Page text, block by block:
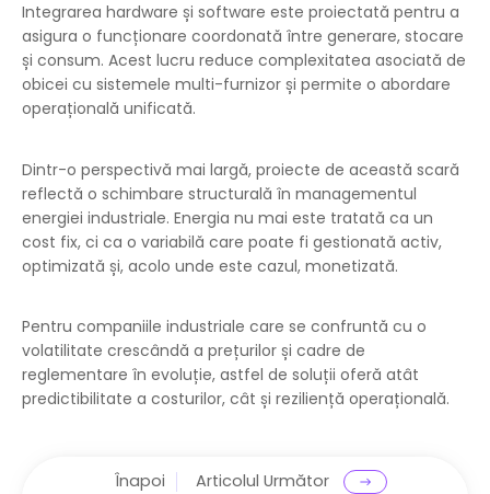
Integrarea hardware și software este proiectată pentru a
asigura o funcționare coordonată între generare, stocare
și consum. Acest lucru reduce complexitatea asociată de
obicei cu sistemele multi-furnizor și permite o abordare
operațională unificată.
Dintr-o perspectivă mai largă, proiecte de această scară
reflectă o schimbare structurală în managementul
energiei industriale. Energia nu mai este tratată ca un
cost fix, ci ca o variabilă care poate fi gestionată activ,
optimizată și, acolo unde este cazul, monetizată.
Pentru companiile industriale care se confruntă cu o
volatilitate crescândă a prețurilor și cadre de
reglementare în evoluție, astfel de soluții oferă atât
predictibilitate a costurilor, cât și reziliență operațională.
Înapoi
Articolul Următor